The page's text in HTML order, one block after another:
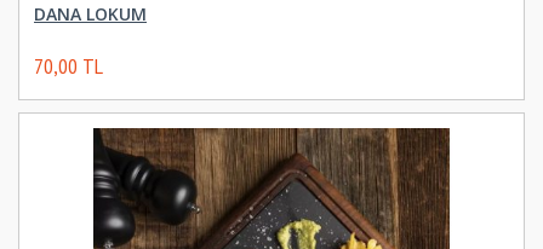
DANA LOKUM
70,00 TL